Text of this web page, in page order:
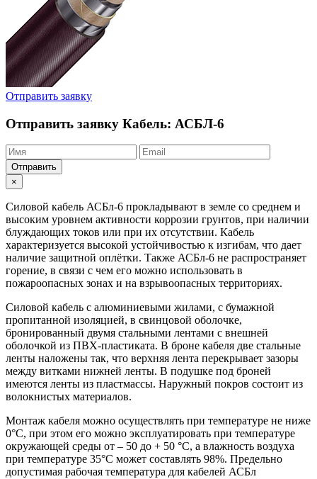
Отправить заявку
Отправить заявку Кабель: АСБЛ-6
Отправить
×
Силовой кабель АСБл-6 прокладывают в земле со среднем и
высоким уровнем активности коррозии грунтов, при наличии
блуждающих токов или при их отсутствии. Кабель
характеризуется высокой устойчивостью к изгибам, что дает
наличие защитной оплётки. Также АСБл-6 не распространяет
горение, в связи с чем его можно использовать в
пожароопасных зонах и на взрывоопасных территориях.
Силовой кабель с алюминиевыми жилами, с бумажной
пропитанной изоляцией, в свинцовой оболочке,
бронированный двумя стальными лентами с внешней
оболочкой из ПВХ-пластиката. В броне кабеля две стальные
ленты наложены так, что верхняя лента перекрывает зазоры
между витками нижней ленты. В подушке под броней
имеются ленты из пластмассы. Наружный покров состоит из
волокнистых материалов.
Монтаж кабеля можно осуществлять при температуре не ниже
0°С, при этом его можно эксплуатировать при температуре
окружающей среды от – 50 до + 50 °С, а влажность воздуха
при температуре 35°С может составлять 98%. Предельно
допустимая рабочая температура для кабелей АСБл